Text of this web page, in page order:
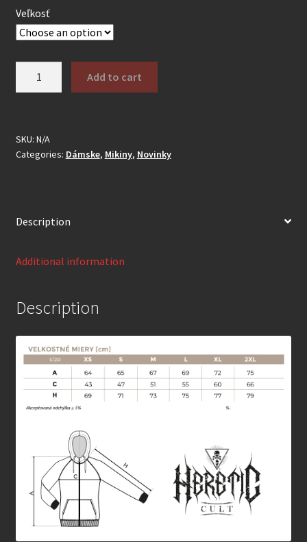
Veľkosť
Dámske
quantity
Add to cart
SKU: N/A
Categories: Dámske, Mikiny, Novinky
Description
Additional information
Description